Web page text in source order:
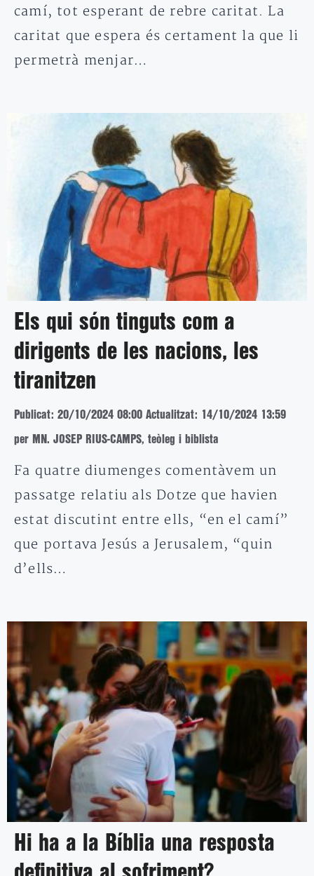
camí, tot esperant de rebre caritat. La
caritat que espera és certament la que li
permetrà menjar…
Els qui són tinguts com a
dirigents de les nacions, les
tiranitzen
Publicat: 20/10/2024 08:00 Actualitzat: 14/10/2024 13:59
per MN. JOSEP RIUS-CAMPS, teòleg i biblista
Fa quatre diumenges comentàvem un
passatge relatiu als Dotze que havien
estat discutint entre ells, “en el camí”
que portava Jesús a Jerusalem, “quin
d’ells…
Hi ha a la Bíblia una resposta